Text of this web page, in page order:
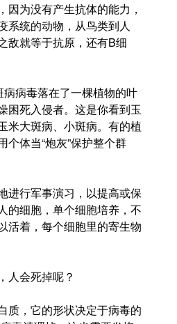
为没有产生抗体的能力，
系统的动物，从鸟类到人
敌就等于抗原，还有B细
病毒落在了一棵植物的叶
困死入侵者。这是你看到玉
米大斑病、小斑病。有的植
体当“炮灰”保护整个群
进行军事演习，以提高或保
的细胞，单个细胞培养，不
活着，每个细胞里的寄生物
人会死掉呢？
质，它的形状决定于病毒的